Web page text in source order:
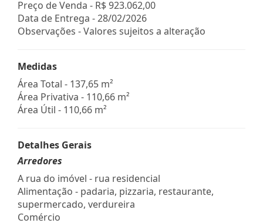
Preço de Venda - R$ 923.062,00
Data de Entrega - 28/02/2026
Observações - Valores sujeitos a alteração
Medidas
Área Total - 137,65 m²
Área Privativa - 110,66 m²
Área Útil - 110,66 m²
Detalhes Gerais
Arredores
A rua do imóvel - rua residencial
Alimentação - padaria, pizzaria, restaurante,
supermercado, verdureira
Comércio